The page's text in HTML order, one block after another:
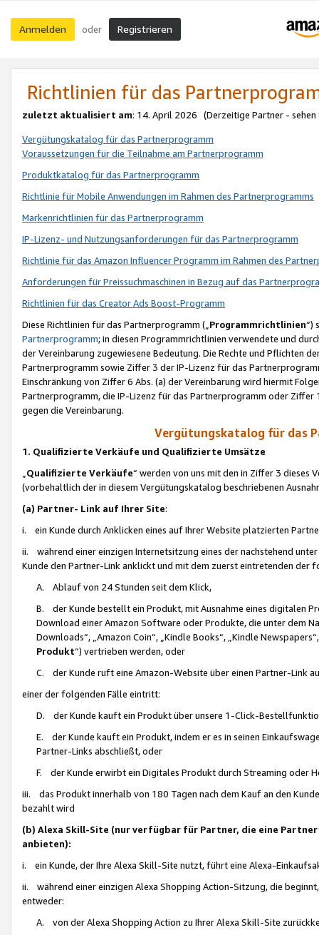
Anmelden oder Registrieren
Richtlinien für das
zuletzt aktualisiert am: 14. April 2026 (Derzeitige Partner - sehen
Vergütungskatalog für das Partnerprogramm
Voraussetzungen für die Teilnahme am Partnerprogramm
Produktkatalog für das Partnerprogramm
Richtlinie für Mobile Anwendungen im Rahmen des Partnerprogramms
Markenrichtlinien für das Partnerprogramm
IP-Lizenz- und Nutzungsanforderungen für das Partnerprogramm
Richtlinie für das Amazon Influencer Programm im Rahmen des
Anforderungen für Preissuchmaschinen in Bezug auf das
Richtlinien für das Creator Ads Boost-Programm
Diese Richtlinien für das Partnerprogramm („Programmrichtlinien“)
Partnerprogramm; in diesen Programmrichtlinien verwendete und
der Vereinbarung zugewiesene Bedeutung. Die Rechte und Pflichten
Partnerprogramm sowie Ziffer 3 der IP-Lizenz für das
Einschränkung von Ziffer 6 Abs. (a) der Vereinbarung wird hiermit
Partnerprogramm, die IP-Lizenz für das Partnerprogramm oder
gegen die Vereinbarung.
Vergütungskatalog für das
1. Qualifizierte Verkäufe und Qualifizierte Umsätze
Qualifizierte Verkäufe“ werden von uns mit den in Ziffer 3
(vorbehaltlich der in diesem Vergütungskatalog beschriebenen
(a) Partner- Link auf Ihrer Site:
i. ein Kunde durch Anklicken eines auf Ihrer Website platzierten
ii. während einer einzigen Internetsitzung eines der nachstehend
Kunde den Partner-Link anklickt und mit dem zuerst eintretenden der
A. Ablauf von 24 Stunden seit dem Klick,
B. der Kunde bestellt ein Produkt, mit Ausnahme eines digitalen
Download einer Amazon Software oder Produkte, die unter dem
Downloads“, „Amazon Coin“, „Kindle Books“, „Kindle
Produkt“) vertrieben werden, oder
C. der Kunde ruft eine Amazon-Website über einen Partner-Link
einer der folgenden Fälle eintritt:
D. der Kunde kauft ein Produkt über unsere 1-Click-
E. der Kunde kauft ein Produkt, indem er es in seinen
Partner-Links abschließt, oder
F. der Kunde erwirbt ein Digitales Produkt durch Streaming oder
iii. das Produkt innerhalb von 180 Tagen nach dem Kauf an den
bezahlt wird
(b) Alexa Skill-Site (nur verfügbar für Partner, die eine
anbieten):
i. ein Kunde, der Ihre Alexa Skill-Site nutzt, führt eine Alexa-
ii. während einer einzigen Alexa Shopping Action-Sitzung, die
entweder:
A. von der Alexa Shopping Action zu Ihrer Alexa Skill-Site